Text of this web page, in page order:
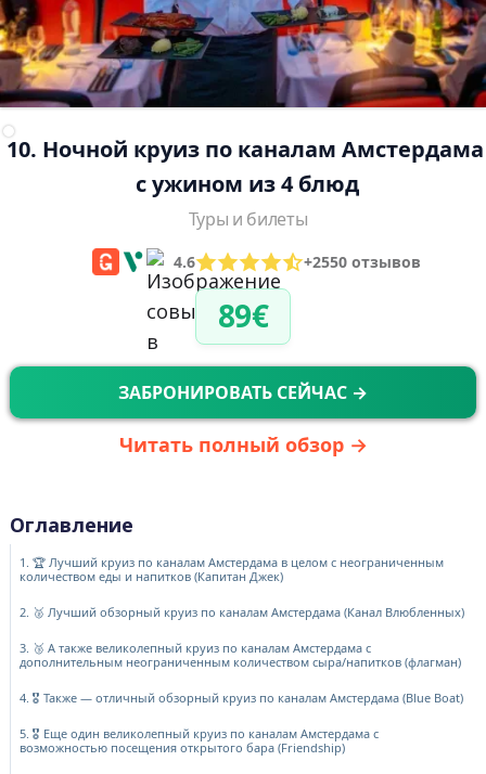
10. Ночной круиз по каналам
с ужином из 4 блюд
Туры и билеты
4.6 +2550 отзывов
89€
ЗАБРОНИРОВАТЬ СЕЙЧАС →
Читать полный обзор →
Оглавление
1. 🏆 Лучший круиз по каналам Амстердама в целом с неограниченным
количеством еды и напитков (Капитан Джек)
2. 🥈 Лучший обзорный круиз по каналам Амстердама (Канал Влюбленных)
3. 🥉 А также великолепный круиз по каналам Амстердама с
дополнительным неограниченным количеством сыра/напитков (флагман)
4. 🎖️ Также — отличный обзорный круиз по каналам Амстердама (Blue Boat)
5. 🎖️ Еще один великолепный круиз по каналам Амстердама с
возможностью посещения открытого бара (Friendship)